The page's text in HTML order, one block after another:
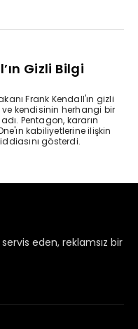
servis eden, reklamsız bir